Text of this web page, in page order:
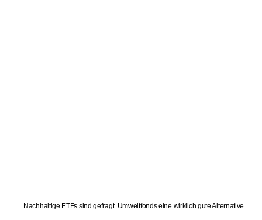
Nachhaltige ETFs sind gefragt. Umweltfonds eine wirklich gute Alternative.